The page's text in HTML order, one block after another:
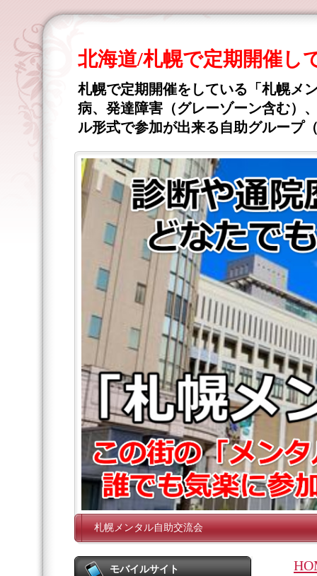
北海道/札幌で定期開催し
札幌で定期開催をしている「札幌メ
病、発達障害（グレーゾーン含む）
ル形式で参加が出来る自助グループ
札幌メンタル自助交流会
モバイルサイト